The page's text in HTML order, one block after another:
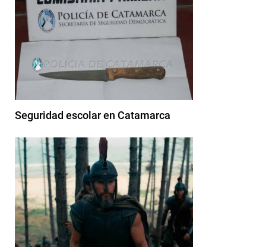
Seguridad escolar en Catamarca